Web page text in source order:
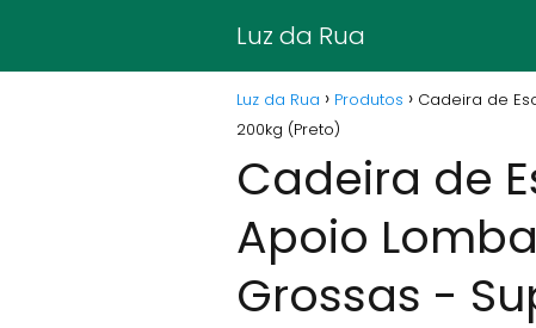
Luz da Rua
Luz da Rua Produtos
Cadeira de
200kg (Preto)
Cadeira de
Apoio
Grossas -